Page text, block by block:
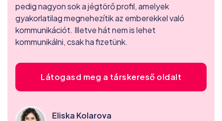
pedig nagyon sok a jégtörő profil, amelyek
gyakorlatilag megnehezítik az emberekkel való
kommunikációt. Illetve hát nem is lehet
kommunikálni, csak ha fizetünk.
Látogasd meg a társkereső oldalt
Eliska Kolarova